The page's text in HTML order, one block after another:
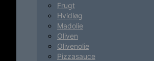
Frugt
Hvidløg
Madolie
Oliven
Olivenolie
Pizzasauce